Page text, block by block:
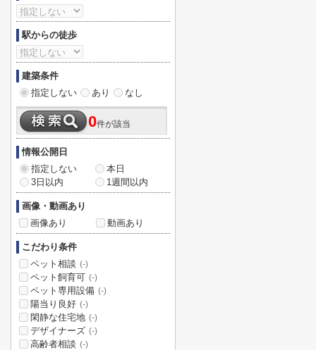
駅からの徒歩
建築条件
指定しない
あり なし
0件が該当
情報公開日
指定しない
本日
3日以内
1週間以内
画像・動画あり
画像あり
動画あり
こだわり条件
ペット相談 (-)
ペット飼育可 (-)
ペット専用設備 (-)
陽当り良好 (-)
閑静な住宅地 (-)
デザイナーズ (-)
高齢者相談 (-)